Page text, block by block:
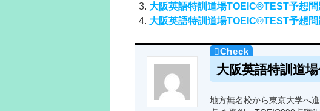
大阪英語特訓道場TOEIC®TEST予想
大阪英語特訓道場TOEIC®TEST予想
大阪英語特訓道
地方無名校から東京大学へ